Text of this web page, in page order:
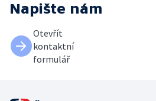
Napište nám
Otevřít
kontaktní
formulář